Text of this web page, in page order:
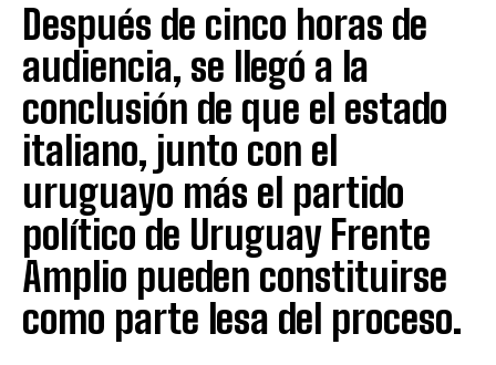
Después de cinco horas de
audiencia, se llegó a la
conclusión de que el estado
italiano, junto con el
uruguayo más el partido
político de Uruguay Frente
Amplio pueden constituirse
como parte lesa del proceso.